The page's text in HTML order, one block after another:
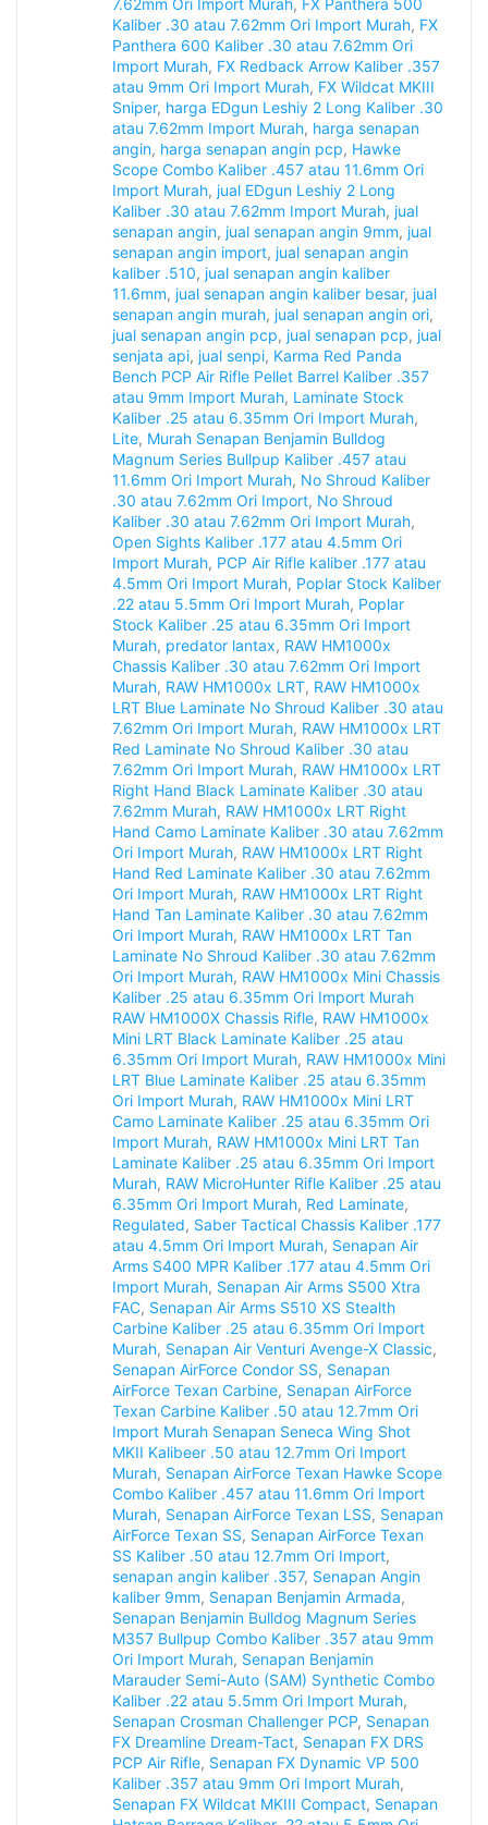
7.62mm Ori Import Murah, FX Panthera 500
Kaliber .30 atau 7.62mm Ori Import Murah, FX
Panthera 600 Kaliber .30 atau 7.62mm Ori
Import Murah, FX Redback Arrow Kaliber .357
atau 9mm Ori Import Murah, FX Wildcat MKIII
Sniper, harga EDgun Leshiy 2 Long Kaliber .30
atau 7.62mm Import Murah, harga senapan
angin, harga senapan angin pcp, Hawke
Scope Combo Kaliber .457 atau 11.6mm Ori
Import Murah, jual EDgun Leshiy 2 Long
Kaliber .30 atau 7.62mm Import Murah, jual
senapan angin, jual senapan angin 9mm, jual
senapan angin import, jual senapan angin
kaliber .510, jual senapan angin kaliber
11.6mm, jual senapan angin kaliber besar, jual
senapan angin murah, jual senapan angin ori,
jual senapan angin pcp, jual senapan pcp, jual
senjata api, jual senpi, Karma Red Panda
Bench PCP Air Rifle Pellet Barrel Kaliber .357
atau 9mm Import Murah, Laminate Stock
Kaliber .25 atau 6.35mm Ori Import Murah,
Lite, Murah Senapan Benjamin Bulldog
Magnum Series Bullpup Kaliber .457 atau
11.6mm Ori Import Murah, No Shroud Kaliber
.30 atau 7.62mm Ori Import, No Shroud
Kaliber .30 atau 7.62mm Ori Import Murah,
Open Sights Kaliber .177 atau 4.5mm Ori
Import Murah, PCP Air Rifle kaliber .177 atau
4.5mm Ori Import Murah, Poplar Stock Kaliber
.22 atau 5.5mm Ori Import Murah, Poplar
Stock Kaliber .25 atau 6.35mm Ori Import
Murah, predator lantax, RAW HM1000x
Chassis Kaliber .30 atau 7.62mm Ori Import
Murah, RAW HM1000x LRT, RAW HM1000x
LRT Blue Laminate No Shroud Kaliber .30 atau
7.62mm Ori Import Murah, RAW HM1000x LRT
Red Laminate No Shroud Kaliber .30 atau
7.62mm Ori Import Murah, RAW HM1000x LRT
Right Hand Black Laminate Kaliber .30 atau
7.62mm Murah, RAW HM1000x LRT Right
Hand Camo Laminate Kaliber .30 atau 7.62mm
Ori Import Murah, RAW HM1000x LRT Right
Hand Red Laminate Kaliber .30 atau 7.62mm
Ori Import Murah, RAW HM1000x LRT Right
Hand Tan Laminate Kaliber .30 atau 7.62mm
Ori Import Murah, RAW HM1000x LRT Tan
Laminate No Shroud Kaliber .30 atau 7.62mm
Ori Import Murah, RAW HM1000x Mini Chassis
Kaliber .25 atau 6.35mm Ori Import Murah
RAW HM1000X Chassis Rifle, RAW HM1000x
Mini LRT Black Laminate Kaliber .25 atau
6.35mm Ori Import Murah, RAW HM1000x Mini
LRT Blue Laminate Kaliber .25 atau 6.35mm
Ori Import Murah, RAW HM1000x Mini LRT
Camo Laminate Kaliber .25 atau 6.35mm Ori
Import Murah, RAW HM1000x Mini LRT Tan
Laminate Kaliber .25 atau 6.35mm Ori Import
Murah, RAW MicroHunter Rifle Kaliber .25 atau
6.35mm Ori Import Murah, Red Laminate,
Regulated, Saber Tactical Chassis Kaliber .177
atau 4.5mm Ori Import Murah, Senapan Air
Arms S400 MPR Kaliber .177 atau 4.5mm Ori
Import Murah, Senapan Air Arms S500 Xtra
FAC, Senapan Air Arms S510 XS Stealth
Carbine Kaliber .25 atau 6.35mm Ori Import
Murah, Senapan Air Venturi Avenge-X Classic,
Senapan AirForce Condor SS, Senapan
AirForce Texan Carbine, Senapan AirForce
Texan Carbine Kaliber .50 atau 12.7mm Ori
Import Murah Senapan Seneca Wing Shot
MKII Kalibeer .50 atau 12.7mm Ori Import
Murah, Senapan AirForce Texan Hawke Scope
Combo Kaliber .457 atau 11.6mm Ori Import
Murah, Senapan AirForce Texan LSS, Senapan
AirForce Texan SS, Senapan AirForce Texan
SS Kaliber .50 atau 12.7mm Ori Import,
senapan angin kaliber .357, Senapan Angin
kaliber 9mm, Senapan Benjamin Armada,
Senapan Benjamin Bulldog Magnum Series
M357 Bullpup Combo Kaliber .357 atau 9mm
Ori Import Murah, Senapan Benjamin
Marauder Semi-Auto (SAM) Synthetic Combo
Kaliber .22 atau 5.5mm Ori Import Murah,
Senapan Crosman Challenger PCP, Senapan
FX Dreamline Dream-Tact, Senapan FX DRS
PCP Air Rifle, Senapan FX Dynamic VP 500
Kaliber .357 atau 9mm Ori Import Murah,
Senapan FX Wildcat MKIII Compact, Senapan